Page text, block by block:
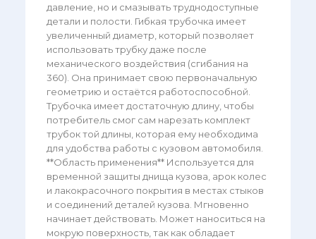
давление, но и смазывать труднодоступные
детали и полости. Гибкая трубочка имеет
увеличенный диаметр, который позволяет
использовать трубку даже после
механического воздействия (сгибания на
360). Она принимает свою первоначальную
геометрию и остаётся работоспособной.
Трубочка имеет достаточную длину, чтобы
потребитель смог сам нарезать комплект
трубок той длины, которая ему необходима
для удобства работы с кузовом автомобиля.
**Область применения** Используется для
временной защиты днища кузова, арок колес
и лакокрасочного покрытия в местах стыков
и соединений деталей кузова. Мгновенно
начинает действовать. Может наноситься на
мокрую поверхность, так как обладает